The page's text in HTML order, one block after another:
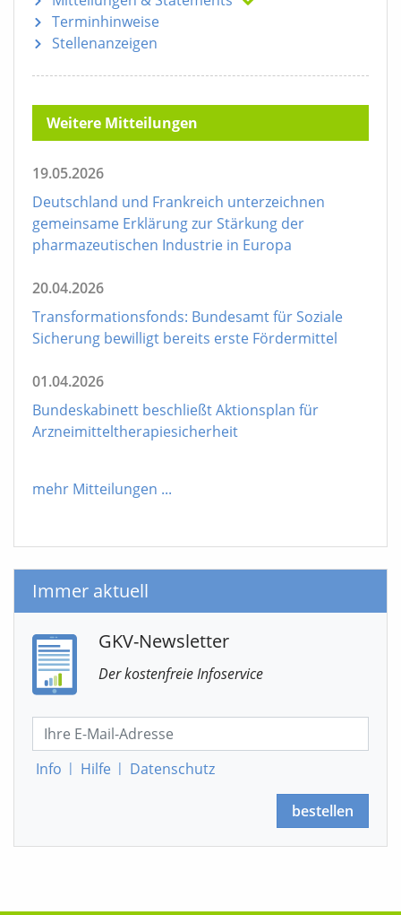
Terminhinweise
Stellenanzeigen
Weitere Mitteilungen
19.05.2026
Deutschland und Frankreich unterzeichnen
gemeinsame Erklärung zur Stärkung der
pharmazeutischen Industrie in Europa
20.04.2026
Transformationsfonds: Bundesamt für Soziale
Sicherung bewilligt bereits erste Fördermittel
01.04.2026
Bundeskabinett beschließt Aktionsplan für
Arzneimitteltherapiesicherheit
mehr Mitteilungen ...
Immer aktuell
GKV-Newsletter
Der kostenfreie Infoservice
Info | Hilfe | Datenschutz
bestellen